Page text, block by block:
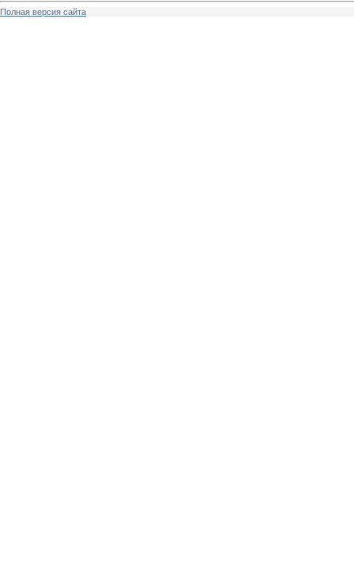
Полная версия сайта